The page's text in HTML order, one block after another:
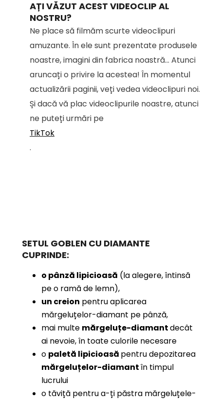
AȚI VĂZUT ACEST VIDEOCLIP AL
NOSTRU?
Ne place să filmăm scurte videoclipuri
amuzante. În ele sunt prezentate produsele
noastre, imagini din fabrica noastră... Atunci
aruncați o privire la acestea! În momentul
actualizării paginii, veți vedea videoclipuri noi.
Și dacă vă plac videoclipurile noastre, atunci
ne puteți urmări pe
TikTok
.
SETUL GOBLEN CU DIAMANTE
CUPRINDE:
o pânză lipicioasă (la alegere, întinsă
pe o ramă de lemn),
un creion pentru aplicarea
mărgeluțelor-diamant pe pânză,
mai multe mărgeluțe-diamantdecât
ai nevoie, în toate culorile necesare
o paletă lipicioasă pentru depozitarea
mărgeluțelor-diamantîn timpul
lucrului
o tăviță pentru a-ți păstra mărgeluțele-